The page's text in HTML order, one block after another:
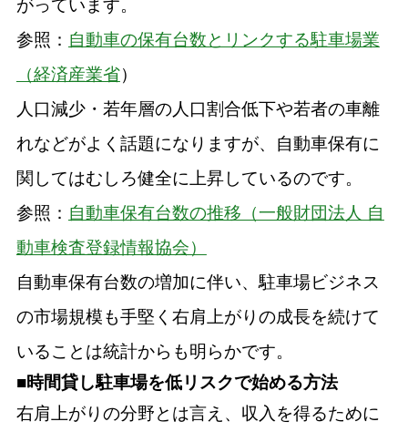
がっています。
参照： 自動車の保有台数とリンクする駐車場業
（経済産業省）
人口減少・若年層の人口割合低下や若者の車離
れなどがよく話題になりますが、自動車保有に
関してはむしろ健全に上昇しているのです。
参照： 自動車保有台数の推移（一般財団法人 自
動車検査登録情報協会）
自動車保有台数の増加に伴い、駐車場ビジネス
の市場規模も手堅く右肩上がりの成長を続けて
いることは統計からも明らかです。
■時間貸し駐車場を低リスクで始める方法
右肩上がりの分野とは言え、収入を得るために